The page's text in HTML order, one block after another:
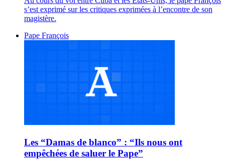
s’est exprimé sur les critiques exprimées à l’encontre de son
magistère.
Pape François
Les “Damas de blanco” : “Ils nous ont
empêchées de saluer le Pape”